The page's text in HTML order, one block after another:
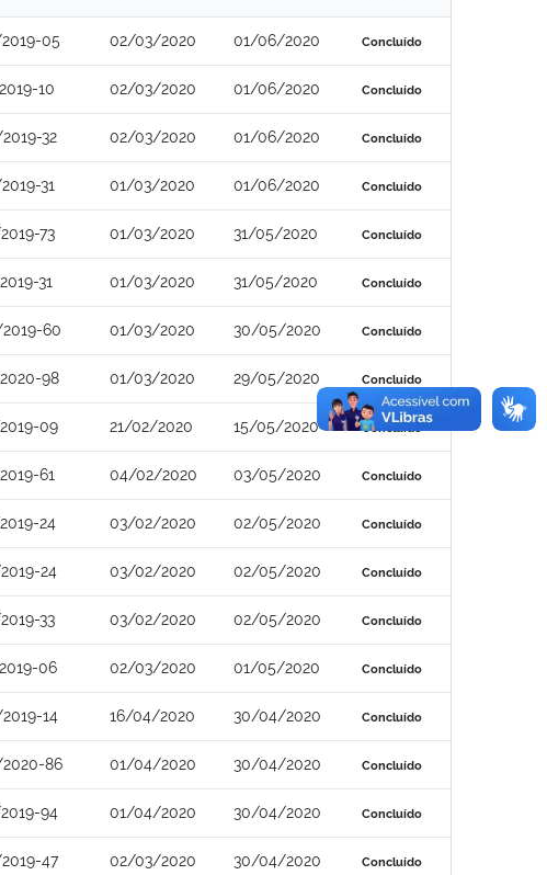
05 02/03/2020 01/06/2020 Concluído
10 02/03/2020 01/06/2020 Concluído
32 02/03/2020 01/06/2020 Concluído
31 01/03/2020 01/06/2020 Concluído
73 01/03/2020 31/05/2020 Concluído
31 01/03/2020 31/05/2020 Concluído
60 01/03/2020 30/05/2020 Concluído
98 01/03/2020 29/05/2020 Concluído
09 21/02/2020 15/05/2020 Concluído
61 04/02/2020 03/05/2020 Concluído
24 03/02/2020 02/05/2020 Concluído
24 03/02/2020 02/05/2020 Concluído
33 03/02/2020 02/05/2020 Concluído
06 02/03/2020 01/05/2020 Concluído
14 16/04/2020 30/04/2020 Concluído
86 01/04/2020 30/04/2020 Concluído
94 01/04/2020 30/04/2020 Concluído
47 02/03/2020 30/04/2020 Concluído